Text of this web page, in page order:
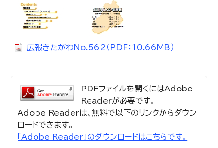
広報きたがわNo.562（PDF：10.66MB）
PDFファイルを開くにはAdobe
Readerが必要です。
Adobe Readerは、無料で以下のリンクからダウン
ロードできます。
「Adobe Reader」のダウンロードはこちらです。